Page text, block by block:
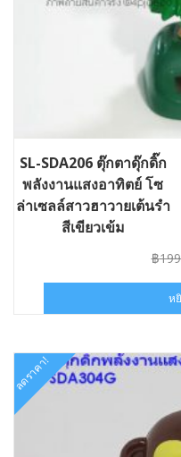
SL-SDA206 ตุ๊กตาดุ๊กดิ๊ก
พลังงานแสงอาทิตย์ โซ
ล่าเซลล์สาวฮาวายเต้นรำ
สีเขียวเข้ม
฿
ห
ลดราคา!